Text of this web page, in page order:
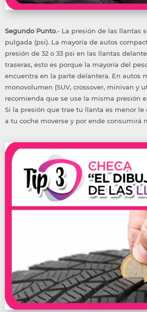
Segundo Punto.- La presión de las llantas
pulgada (psi). La mayoría de autos
presión de 32 o 33 psi en las llantas
traseras, esto es porque la mayoría del
encuentra en la parte delantera. En autos
monovolumen (SUV, crossover, minivan y
recomienda que se use la misma presión
Si la presión que trae tu llanta es menor le
a tu coche moverse y por ende consumirá